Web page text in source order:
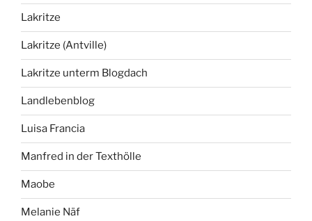
Lakritze
Lakritze (Antville)
Lakritze unterm Blogdach
Landlebenblog
Luisa Francia
Manfred in der Texthölle
Maobe
Melanie Näf